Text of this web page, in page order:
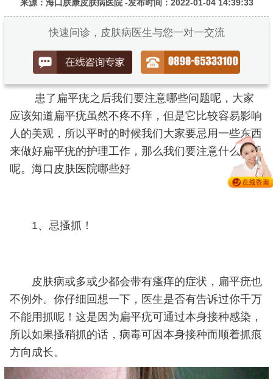
来源：海口肤康皮肤病医院 -发布时间：2022-01-04 14:39:33
快速问诊，皮肤病医生与您一对一交流
患了扁平疣之后我们要注意哪些问题呢，大家
应该知道扁平疣虽然不疼不痒，但是它比较容易影响
人的美观，所以平时的时候我们大家要忌用一些东西
来做好扁平疣的护理工作，那么我们要注意什么问题
呢。海口皮肤医院哪些好
1、忌搔抓！
皮肤病或多或少都会带有瘙痒的症状，扁平疣也
不例外。你仔细回想一下，医生是否有告诉过你千万
不能用抓呢！这是因为扁平疣可通过本身接种感染，
所以如果搔稍抓的话，病毒可因本身接种而顺着抓痕
方向成长。